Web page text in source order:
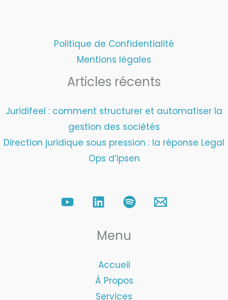
Politique de Confidentialité
Mentions légales
Articles récents
Juridifeel : comment structurer et automatiser la
gestion des sociétés
Direction juridique sous pression : la réponse Legal
Ops d’Ipsen
Menu
Accueil
À Propos
Services